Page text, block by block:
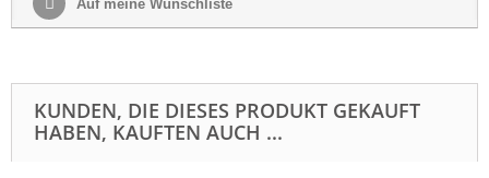
Auf meine Wunschliste
KUNDEN, DIE DIESES PRODUKT GEKAUFT
HABEN, KAUFTEN AUCH ...